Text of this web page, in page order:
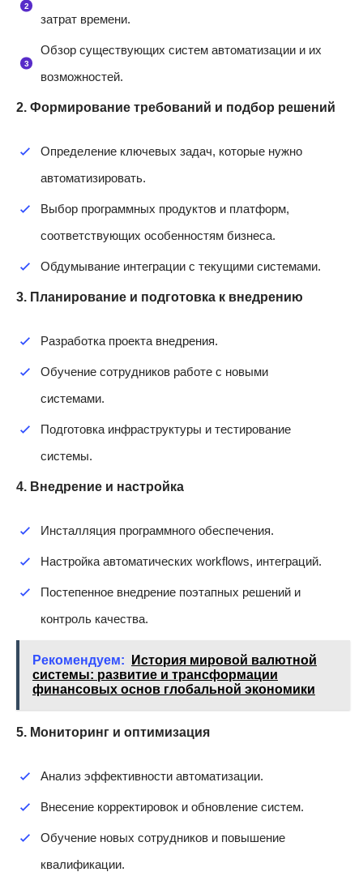
затрат времени.
Обзор существующих систем автоматизации и их
возможностей.
2. Формирование требований и подбор решений
Определение ключевых задач, которые нужно
автоматизировать.
Выбор программных продуктов и платформ,
соответствующих особенностям бизнеса.
Обдумывание интеграции с текущими системами.
3. Планирование и подготовка к внедрению
Разработка проекта внедрения.
Обучение сотрудников работе с новыми
системами.
Подготовка инфраструктуры и тестирование
системы.
4. Внедрение и настройка
Инсталляция программного обеспечения.
Настройка автоматических workflows, интеграций.
Постепенное внедрение поэтапных решений и
контроль качества.
Рекомендуем:
История мировой валютной
системы: развитие и трансформации
финансовых основ глобальной экономики
5. Мониторинг и оптимизация
Анализ эффективности автоматизации.
Внесение корректировок и обновление систем.
Обучение новых сотрудников и повышение
квалификации.